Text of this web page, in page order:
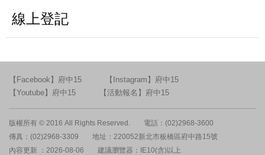
線上登記
【Facebook】府中15
【Instagram】府中15
【Youtube】府中15
【活動報名】府中15
版權所有 © 2016 All Rights Reserved.
電話：(02)2968-3600
傳真：(02)2968-3309
地址：220052新北市板橋區府中路15號
內容更新 ：2026-08-06
建議瀏覽器：IE10(含)以上